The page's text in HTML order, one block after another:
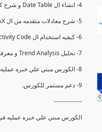
4- انشاء ال Date Table و شرح كيفيه ربط الPV% مع ال EV% .
5- شرح معادلات متقدمه من ال DAX كفييه استخدامها في عرض المؤشرات المشروع (KPIs) بشكل دقيق.
6- كيفيه استخدام ال Activity Code لعرض تقدم المشروع بأكثر من طريقه .
7- تحليل Trend Analysis و معرفه نسبه تأخشر المشروع و حجم التأخير لكل منطقه في المشروع .
8- الكورس مبني علي خبره عمليه .
9- دعم مستمر للكورس.
--------------
الكورس مبني علي خبره عمليه في